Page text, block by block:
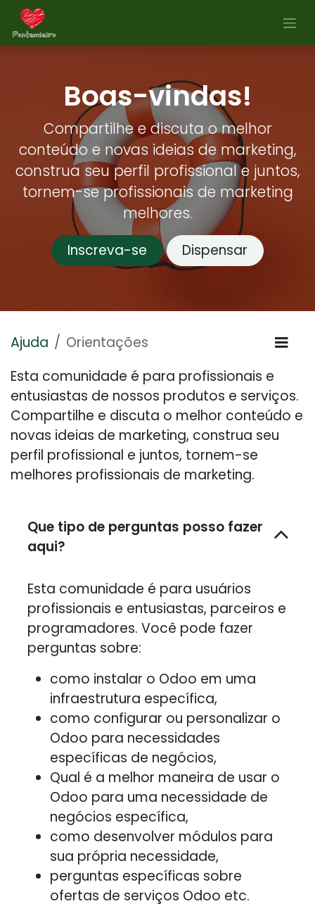
Pular para o conteúdo
Boas-vindas!
Compartilhe e discuta o melhor
conteúdo e novas ideias de marketing,
construa seu perfil profissional e juntos,
tornem-se profissionais de marketing
melhores.
Inscreva-se Dispensar
Ajuda
Orientações
Esta comunidade é para profissionais e
entusiastas de nossos produtos e serviços.
Compartilhe e discuta o melhor conteúdo e
novas ideias de marketing, construa seu
perfil profissional e juntos, tornem-se
melhores profissionais de marketing.
Que tipo de perguntas posso fazer
aqui?
Esta comunidade é para usuários
profissionais e entusiastas, parceiros e
programadores. Você pode fazer
perguntas sobre:
como instalar o Odoo em uma
infraestrutura específica,
como configurar ou personalizar o
Odoo para necessidades
específicas de negócios,
Qual é a melhor maneira de usar o
Odoo para uma necessidade de
negócios específica,
como desenvolver módulos para
sua própria necessidade,
perguntas específicas sobre
ofertas de serviços Odoo etc.